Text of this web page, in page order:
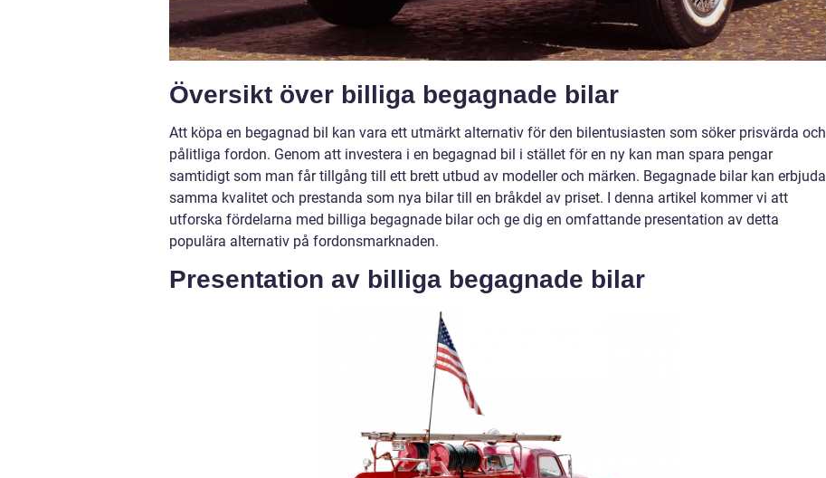
Översikt över billiga begagnade bilar
Att köpa en begagnad bil kan vara ett utmärkt alternativ för den bilentusiasten som söker prisvärda och
pålitliga fordon. Genom att investera i en begagnad bil i stället för en ny kan man spara pengar
samtidigt som man får tillgång till ett brett utbud av modeller och märken. Begagnade bilar kan erbjuda
samma kvalitet och prestanda som nya bilar till en bråkdel av priset. I denna artikel kommer vi att
utforska fördelarna med billiga begagnade bilar och ge dig en omfattande presentation av detta
populära alternativ på fordonsmarknaden.
Presentation av billiga begagnade bilar